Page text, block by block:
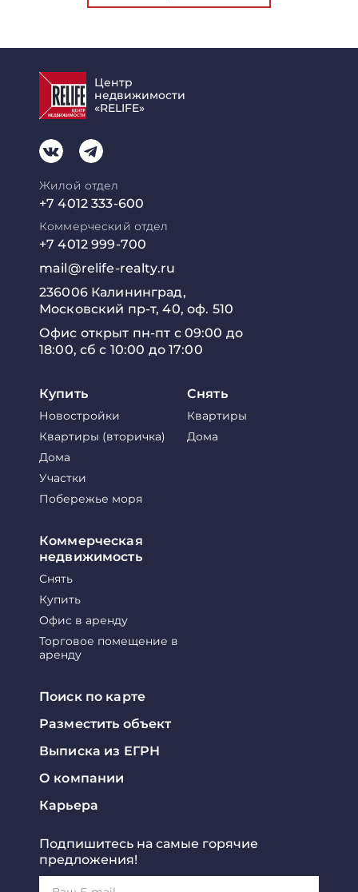
Центр
недвижимости
«RELIFE»
Жилой отдел
+7 4012 333-600
Коммерческий отдел
+7 4012 999-700
mail@relife-realty.ru
236006 Калининград,
Московский пр-т, 40, оф. 510
Офис открыт пн-пт с 09:00 до
18:00, сб с 10:00 до 17:00
Купить
Новостройки
Квартиры (вторичка)
Дома
Участки
Побережье моря
Снять
Квартиры
Дома
Коммерческая
недвижимость
Снять
Купить
Офис в аренду
Торговое помещение в
аренду
Поиск по карте
Разместить объект
Выписка из ЕГРН
О компании
Карьера
Подпишитесь на самые горячие
предложения!